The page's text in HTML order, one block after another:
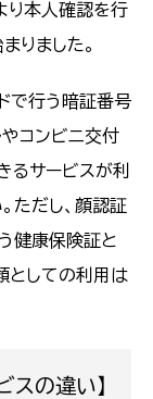
り本人確認を行
りました。
で行う暗証番号
コンビニ交付
るサービスが利
ただし、顔認証
健康保険証と
としての利用は
スの違い】